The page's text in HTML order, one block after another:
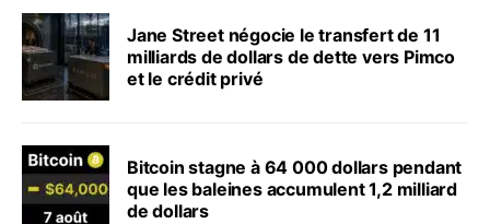
Jane Street négocie le transfert de 11
milliards de dollars de dette vers Pimco
et le crédit privé
Bitcoin stagne à 64 000 dollars pendant
que les baleines accumulent 1,2 milliard
de dollars